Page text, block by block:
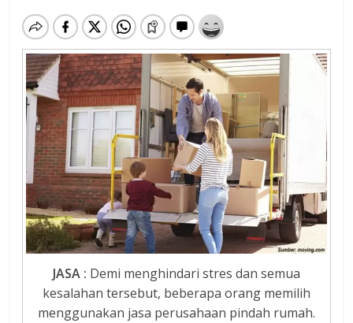
JASA : Demi menghindari stres dan semua
kesalahan tersebut, beberapa orang memilih
menggunakan jasa perusahaan pindah rumah.